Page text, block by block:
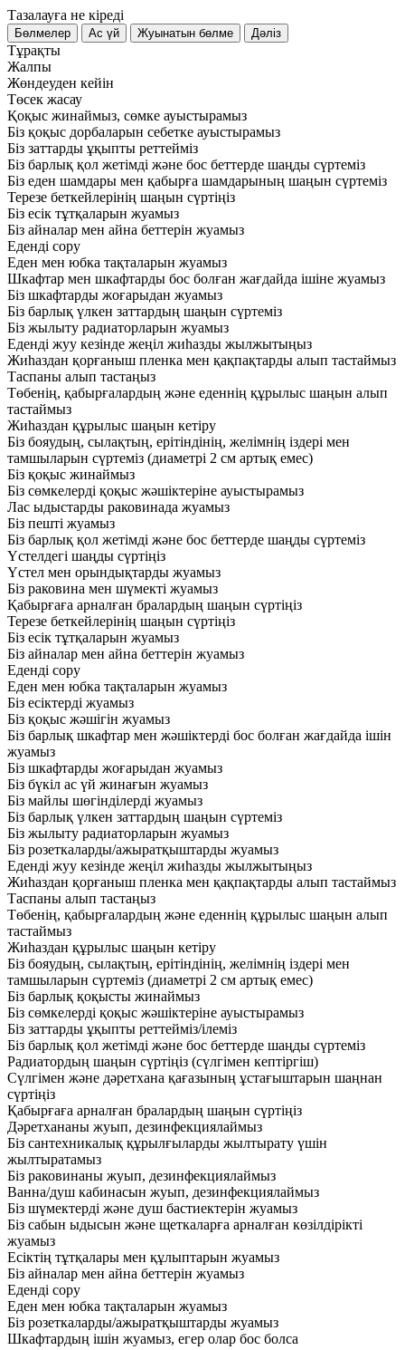
Тазалауға не кіреді
Тұрақты
Жалпы
Жөндеуден кейін
Төсек жасау
Қоқыс жинаймыз, сөмке ауыстырамыз
Біз қоқыс дорбаларын себетке ауыстырамыз
Біз заттарды ұқыпты реттейміз
Біз барлық қол жетімді және бос беттерде шаңды сүртеміз
Біз еден шамдары мен қабырға шамдарының шаңын сүртеміз
Терезе беткейлерінің шаңын сүртіңіз
Біз есік тұтқаларын жуамыз
Біз айналар мен айна беттерін жуамыз
Еденді сору
Еден мен юбка тақталарын жуамыз
Шкафтар мен шкафтарды бос болған жағдайда ішіне жуамыз
Біз шкафтарды жоғарыдан жуамыз
Біз барлық үлкен заттардың шаңын сүртеміз
Біз жылыту радиаторларын жуамыз
Еденді жуу кезінде жеңіл жиһазды жылжытыңыз
Жиһаздан қорғаныш пленка мен қақпақтарды алып тастаймыз
Таспаны алып тастаңыз
Төбенің, қабырғалардың және еденнің құрылыс шаңын алып
тастаймыз
Жиһаздан құрылыс шаңын кетіру
Біз бояудың, сылақтың, ерітіндінің, желімнің іздері мен
тамшыларын сүртеміз (диаметрі 2 см артық емес)
Біз қоқыс жинаймыз
Біз сөмкелерді қоқыс жәшіктеріне ауыстырамыз
Лас ыдыстарды раковинада жуамыз
Біз пешті жуамыз
Біз барлық қол жетімді және бос беттерде шаңды сүртеміз
Үстелдегі шаңды сүртіңіз
Үстел мен орындықтарды жуамыз
Біз раковина мен шүмекті жуамыз
Қабырғаға арналған бралардың шаңын сүртіңіз
Терезе беткейлерінің шаңын сүртіңіз
Біз есік тұтқаларын жуамыз
Біз айналар мен айна беттерін жуамыз
Еденді сору
Еден мен юбка тақталарын жуамыз
Біз есіктерді жуамыз
Біз қоқыс жәшігін жуамыз
Біз барлық шкафтар мен жәшіктерді бос болған жағдайда ішін
жуамыз
Біз шкафтарды жоғарыдан жуамыз
Біз бүкіл ас үй жинағын жуамыз
Біз майлы шөгінділерді жуамыз
Біз барлық үлкен заттардың шаңын сүртеміз
Біз жылыту радиаторларын жуамыз
Біз розеткаларды/ажыратқыштарды жуамыз
Еденді жуу кезінде жеңіл жиһазды жылжытыңыз
Жиһаздан қорғаныш пленка мен қақпақтарды алып тастаймыз
Таспаны алып тастаңыз
Төбенің, қабырғалардың және еденнің құрылыс шаңын алып
тастаймыз
Жиһаздан құрылыс шаңын кетіру
Біз бояудың, сылақтың, ерітіндінің, желімнің іздері мен
тамшыларын сүртеміз (диаметрі 2 см артық емес)
Біз барлық қоқысты жинаймыз
Біз сөмкелерді қоқыс жәшіктеріне ауыстырамыз
Біз заттарды ұқыпты реттейміз/ілеміз
Біз барлық қол жетімді және бос беттерде шаңды сүртеміз
Радиатордың шаңын сүртіңіз (сүлгімен кептіргіш)
Сүлгімен және дәретхана қағазының ұстағыштарын шаңнан
сүртіңіз
Қабырғаға арналған бралардың шаңын сүртіңіз
Дәретхананы жуып, дезинфекциялаймыз
Біз сантехникалық құрылғыларды жылтырату үшін
жылтыратамыз
Біз раковинаны жуып, дезинфекциялаймыз
Ванна/душ кабинасын жуып, дезинфекциялаймыз
Біз шүмектерді және душ бастиектерін жуамыз
Біз сабын ыдысын және щеткаларға арналған көзілдірікті
жуамыз
Есіктің тұтқалары мен құлыптарын жуамыз
Біз айналар мен айна беттерін жуамыз
Еденді сору
Еден мен юбка тақталарын жуамыз
Біз розеткаларды/ажыратқыштарды жуамыз
Шкафтардың ішін жуамыз, егер олар бос болса